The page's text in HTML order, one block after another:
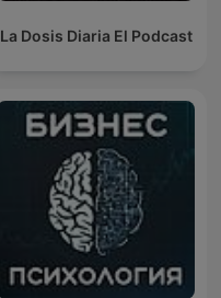
La Dosis Diaria El Podcast